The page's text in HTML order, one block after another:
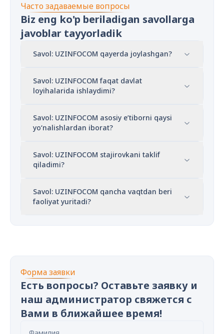
Часто задаваемые вопросы
Biz eng ko'p beriladigan savollarga
javoblar tayyorladik
Savol: UZINFOCOM qayerda joylashgan?
Savol: UZINFOCOM faqat davlat
loyihalarida ishlaydimi?
Savol: UZINFOCOM asosiy e’tiborni qaysi
yo‘nalishlardan iborat?
Savol: UZINFOCOM stajirovkani taklif
qiladimi?
Savol: UZINFOCOM qancha vaqtdan beri
faoliyat yuritadi?
Форма заявки
Есть вопросы? Оставьте заявку и
наш администратор свяжется с
Вами в ближайшее время!